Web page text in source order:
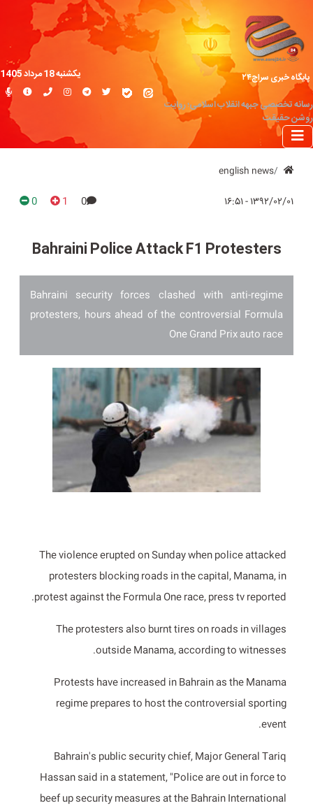
پایگاه خبری سراج۲۴
رسانه تخصصی جبهه انقلاب اسلامی؛ روایت
روشن حقیقت
یکشنبه 18 مرداد 1405
english news
۱۳۹۲/۰۲/۰۱ - ۱۶:۵۱ 0
1
0
Bahraini Police Attack F1 Protesters
Bahraini security forces clashed with anti-regime
protesters, hours ahead of the controversial Formula
One Grand Prix auto race
The violence erupted on Sunday when police attacked
protesters blocking roads in the capital, Manama, in
protest against the Formula One race, press tv reported.
The protesters also burnt tires on roads in villages
outside Manama, according to witnesses.
Protests have increased in Bahrain as the Manama
regime prepares to host the controversial sporting
event.
Bahrain's public security chief, Major General Tariq
Hassan said in a statement, "Police are out in force to
beef up security measures at the Bahrain International